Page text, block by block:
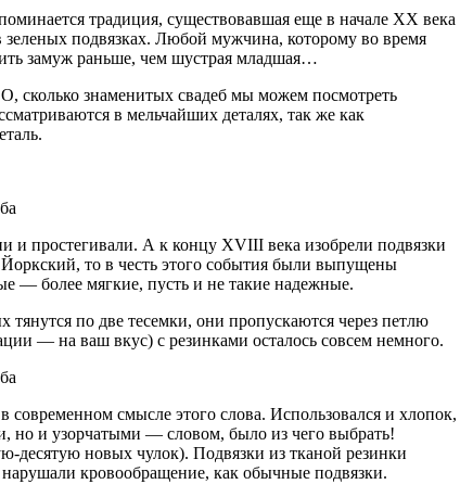
традиция, существовавшая еще в начале XX века
подвязках. Любой мужчина, которому во время
замуж раньше, чем шустрая младшая…
сколько знаменитых свадеб мы можем посмотреть
в мельчайших деталях, так же как
и простегивали. А к концу XVIII века изобрели подвязки
то в честь этого события были выпущены
— более мягкие, пусть и не такие надежные.
по две тесемки, они пропускаются через петлю
— на ваш вкус) с резинками осталось совсем немного.
смысле этого слова. Использовался и хлопок,
но и узорчатыми — словом, было из чего выбрать!
десятую новых чулок). Подвязки из тканой резинки
кровообращение, как обычные подвязки.